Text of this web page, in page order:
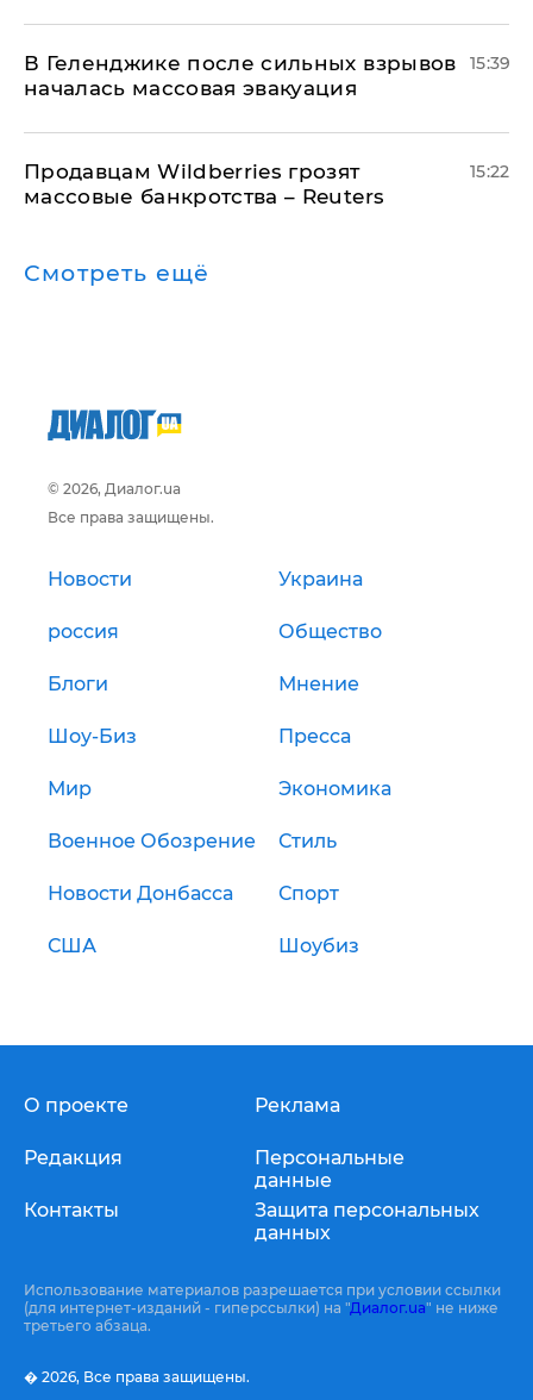
В Геленджике после сильных взрывов
началась массовая эвакуация
15:39
Продавцам Wildberries грозят
массовые банкротства – Reuters
15:22
Смотреть ещё
© 2026, Диалог.ua
Все права защищены.
Новости Украина
россия Общество
Блоги Мнение
Шоу-Биз Пресса
Мир Экономика
Военное Обозрение Стиль
Новости Донбасса Спорт
США Шоубиз
О проекте
Редакция
Контакты
Реклама
Персональные
данные
Защита персональных
данных
Использование материалов разрешается при условии ссылки
(для интернет-изданий - гиперссылки) на "Диалог.ua" не ниже
третьего абзаца.
� 2026, Все права защищены.